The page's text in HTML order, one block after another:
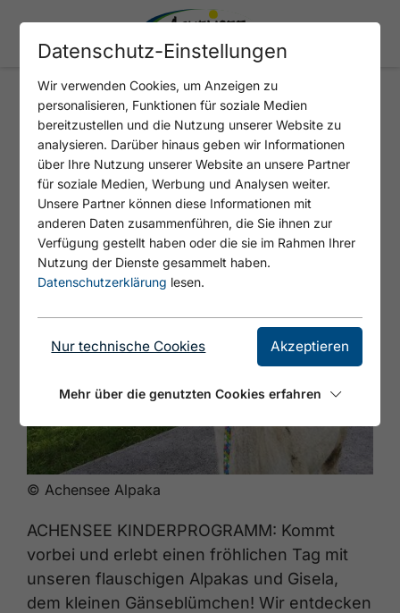
Gisela Gänseblümchen bei
den Alpakas
: 3
© Achensee Alpaka
ACHENSEE KINDERPROGRAMM: Kommt
vorbei und erlebt einen fröhlichen Tag mit
unseren flauschigen Alpakas und Gisela,
dem kleinen Gänseblümchen! Wir entdecken
Datenschutz-Einstellungen
Wir verwenden Cookies, um Anzeigen zu
personalisieren, Funktionen für soziale Medien
bereitzustellen und die Nutzung unserer Website zu
analysieren. Darüber hinaus geben wir Informationen
über Ihre Nutzung unserer Website an unsere Partner
für soziale Medien, Werbung und Analysen weiter.
Unsere Partner können diese Informationen mit
anderen Daten zusammenführen, die Sie ihnen zur
Verfügung gestellt haben oder die sie im Rahmen Ihrer
Nutzung der Dienste gesammelt haben.
Datenschutzerklärung lesen.
Nur technische Cookies Akzeptieren
Mehr über die genutzten Cookies erfahren